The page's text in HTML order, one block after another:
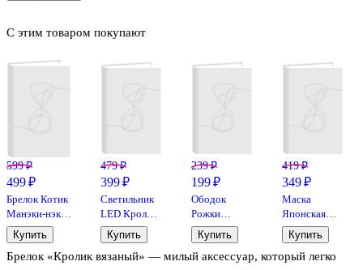
Брелок «Кролик вязаный» — милый аксессуар, который легко
С этим товаром покупают
599 ₽
499 ₽
Брелок Котик
Манэки-нэко
перламутровый
(прозрачный)
(ПВХ) (6см)
Купить
479 ₽
399 ₽
Светильник
LED Кролик
со
звездочкой
(12х7) (ПВХ
Купить
239 ₽
199 ₽
Ободок
Рожки
красные с
мехом
(текстиль)
Купить
419 ₽
349 ₽
Маска
Японская
лисичка
Кицунэ с
узором
Купить